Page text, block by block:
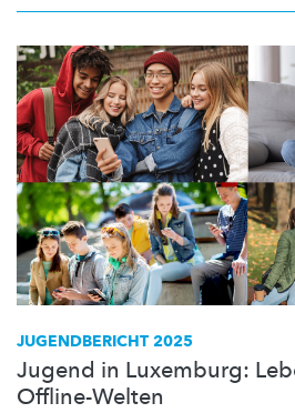
JUGENDBERICHT 2025
Jugend in Luxemburg:
Offline-Welten